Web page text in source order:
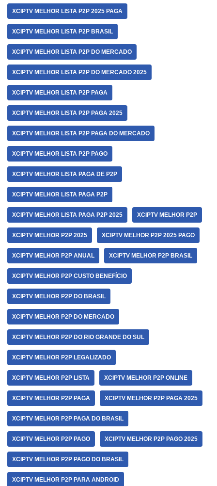
XCIPTV MELHOR LISTA P2P 2025 PAGA
XCIPTV MELHOR LISTA P2P BRASIL
XCIPTV MELHOR LISTA P2P DO MERCADO
XCIPTV MELHOR LISTA P2P DO MERCADO 2025
XCIPTV MELHOR LISTA P2P PAGA
XCIPTV MELHOR LISTA P2P PAGA 2025
XCIPTV MELHOR LISTA P2P PAGA DO MERCADO
XCIPTV MELHOR LISTA P2P PAGO
XCIPTV MELHOR LISTA PAGA DE P2P
XCIPTV MELHOR LISTA PAGA P2P
XCIPTV MELHOR LISTA PAGA P2P 2025 XCIPTV MELHOR P2P
XCIPTV MELHOR P2P 2025 XCIPTV MELHOR P2P 2025 PAGO
XCIPTV MELHOR P2P ANUAL XCIPTV MELHOR P2P BRASIL
XCIPTV MELHOR P2P CUSTO BENEFÍCIO
XCIPTV MELHOR P2P DO BRASIL
XCIPTV MELHOR P2P DO MERCADO
XCIPTV MELHOR P2P DO RIO GRANDE DO SUL
XCIPTV MELHOR P2P LEGALIZADO
XCIPTV MELHOR P2P LISTA XCIPTV MELHOR P2P ONLINE
XCIPTV MELHOR P2P PAGA XCIPTV MELHOR P2P PAGA 2025
XCIPTV MELHOR P2P PAGA DO BRASIL
XCIPTV MELHOR P2P PAGO XCIPTV MELHOR P2P PAGO 2025
XCIPTV MELHOR P2P PAGO DO BRASIL
XCIPTV MELHOR P2P PARA ANDROID